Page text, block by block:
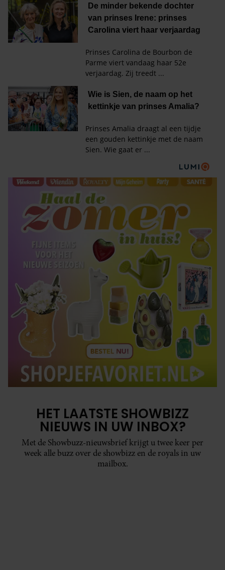
HET LAATSTE SHOWBIZZ
NIEUWS IN UW INBOX?
Met de Showbuzz-nieuwsbrief krijgt u twee keer per
week alle buzz over de showbizz en de royals in uw
mailbox.